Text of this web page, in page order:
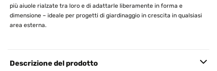
più aiuole rialzate tra loro e di adattarle liberamente in forma e
dimensione – ideale per progetti di giardinaggio in crescita in qualsiasi
area esterna.
Descrizione del prodotto